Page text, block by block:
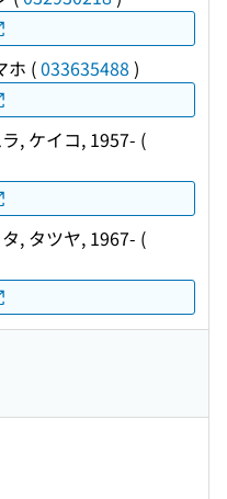
ホ (033635488 )
, ケイコ, 1957- (
, タツヤ, 1967- (